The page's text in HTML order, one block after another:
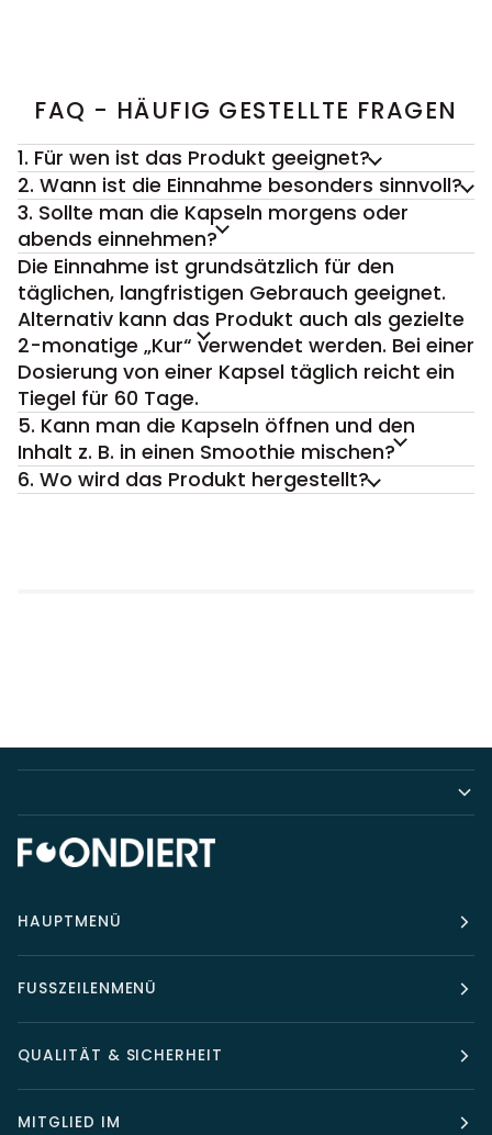
FAQ - HÄUFIG GESTELLTE FRAGEN
1. Für wen ist das Produkt geeignet?
2. Wann ist die Einnahme besonders sinnvoll?
3. Sollte man die Kapseln morgens oder
abends einnehmen?
Die Einnahme ist grundsätzlich für den
täglichen, langfristigen Gebrauch geeignet.
Alternativ kann das Produkt auch als gezielte
2-monatige „Kur“ verwendet werden. Bei einer
Dosierung von einer Kapsel täglich reicht ein
Tiegel für 60 Tage.
5. Kann man die Kapseln öffnen und den
Inhalt z. B. in einen Smoothie mischen?
6. Wo wird das Produkt hergestellt?
HAUPTMENÜ
FUSSZEILENMENÜ
QUALITÄT & SICHERHEIT
MITGLIED IM